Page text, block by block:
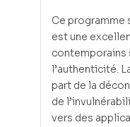
Ce programme
est une
contemporains
l’authenticité.
part de la
de
vers des